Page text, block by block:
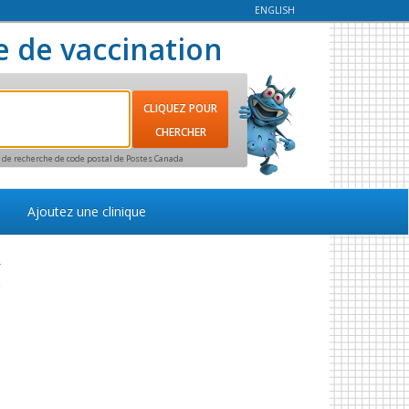
ENGLISH
de vaccination
de recherche de code postal de Postes Canada
Ajoutez une clinique